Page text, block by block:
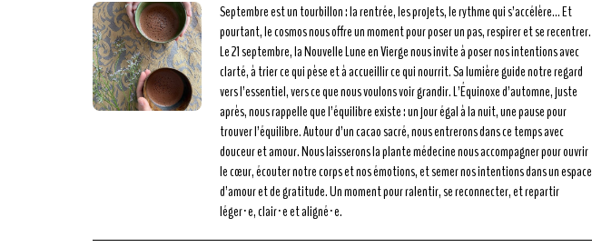
Septembre est un tourbillon : la rentrée, les projets, le rythme qui s’accélère… Et
pourtant, le cosmos nous offre un moment pour poser un pas, respirer et se recentrer.
Le 21 septembre, la Nouvelle Lune en Vierge nous invite à poser nos intentions avec
clarté, à trier ce qui pèse et à accueillir ce qui nourrit. Sa lumière guide notre regard
vers l’essentiel, vers ce que nous voulons voir grandir. L’Équinoxe d’automne, juste
après, nous rappelle que l’équilibre existe : un jour égal à la nuit, une pause pour
trouver l’équilibre. Autour d’un cacao sacré, nous entrerons dans ce temps avec
douceur et amour. Nous laisserons la plante médecine nous accompagner pour ouvrir
le cœur, écouter notre corps et nos émotions, et semer nos intentions dans un espace
d’amour et de gratitude. Un moment pour ralentir, se reconnecter, et repartir
léger·e, clair·e et aligné·e.